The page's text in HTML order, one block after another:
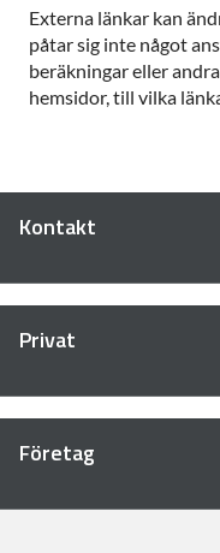
Externa länkar kan
påtar sig inte något
beräkningar eller
hemsidor, till vilka
Kontakt
Privat
Företag